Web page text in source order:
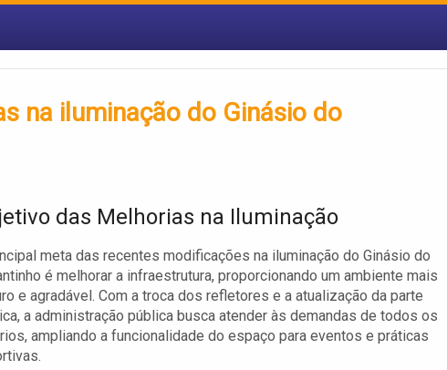
na iluminação do Ginásio do
das Melhorias na Iluminação
meta das recentes modificações na iluminação do Ginásio do
é melhorar a infraestrutura, proporcionando um ambiente mais
e agradável. Com a troca dos refletores e a atualização da parte
a administração pública busca atender às demandas de todos os
ampliando a funcionalidade do espaço para eventos e práticas